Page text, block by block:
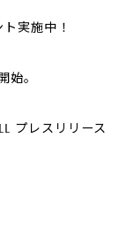
実施中！
始。
プレスリリース